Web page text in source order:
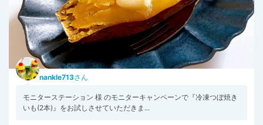
nankle713さん
モニターステーション 様 のモニターキャンペーンで『冷凍つぼ焼き
いも(2本)』をお試しさせていただきま...